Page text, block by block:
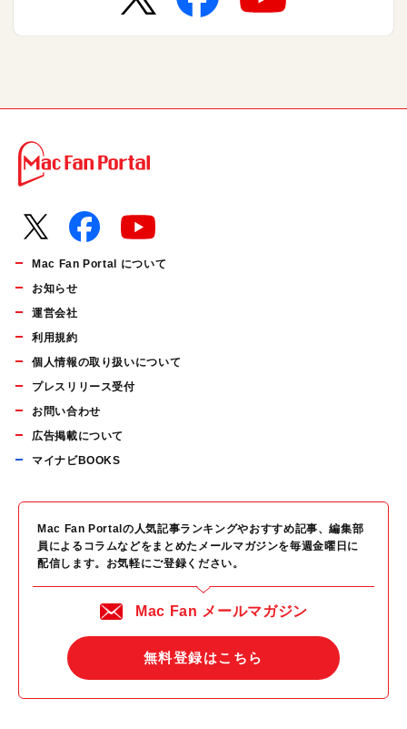
Mac Fan Portal について
お知らせ
運営会社
利用規約
個人情報の取り扱いについて
プレスリリース受付
お問い合わせ
広告掲載について
マイナビBOOKS
Mac Fan Portalの人気記事ランキングやおすすめ記事、編集部
員によるコラムなどをまとめたメールマガジンを毎週金曜日に
配信します。お気軽にご登録ください。
Mac Fan メールマガジン
無料登録はこちら